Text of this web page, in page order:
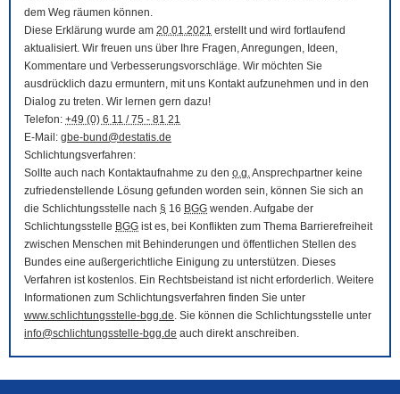
dem Weg räumen können.
Diese Erklärung wurde am 20.01.2021 erstellt und wird fortlaufend
aktualisiert. Wir freuen uns über Ihre Fragen, Anregungen, Ideen,
Kommentare und Verbesserungsvorschläge. Wir möchten Sie
ausdrücklich dazu ermuntern, mit uns Kontakt aufzunehmen und in den
Dialog zu treten. Wir lernen gern dazu!
Telefon: +49 (0) 6 11 / 75 - 81 21
E-Mail : gbe-bund@destatis.de
Schlichtungsverfahren:
Sollte auch nach Kontaktaufnahme zu den o.g.Ansprechpartner keine
zufriedenstellende Lösung gefunden worden sein, können Sie sich an
die Schlichtungsstelle nach § 16 BGG wenden. Aufgabe der
Schlichtungsstelle BGG ist es, bei Konflikten zum Thema Barrierefreiheit
zwischen Menschen mit Behinderungen und öffentlichen Stellen des
Bundes eine außergerichtliche Einigung zu unterstützen. Dieses
Verfahren ist kostenlos. Ein Rechtsbeistand ist nicht erforderlich. Weitere
Informationen zum Schlichtungsverfahren finden Sie unter
www.schlichtungsstelle-bgg.de. Sie können die Schlichtungsstelle unter
info@schlichtungsstelle-bgg.de auch direkt anschreiben.